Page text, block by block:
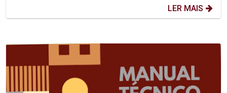
LER MAIS